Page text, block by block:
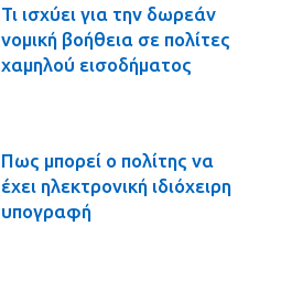
Τι ισχύει για την δωρεάν
νομική βοήθεια σε πολίτες
χαμηλού εισοδήματος
Πως μπορεί ο πολίτης να
έχει ηλεκτρονική ιδιόχειρη
υπογραφή